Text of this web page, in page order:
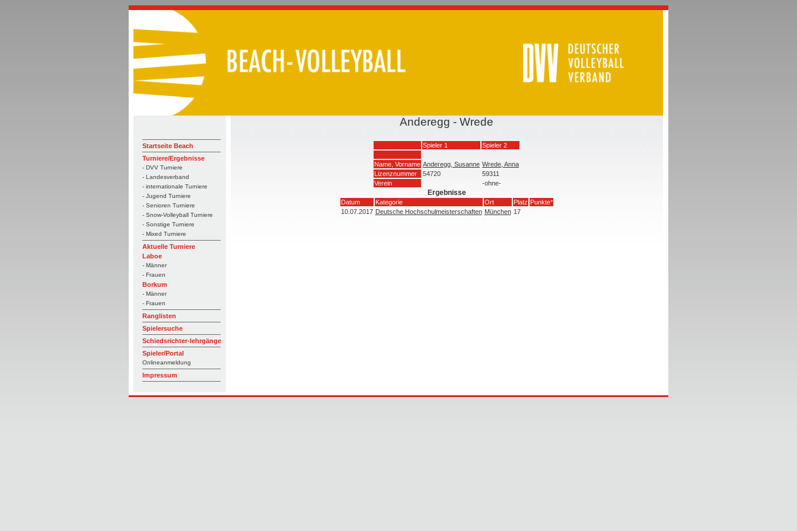
Startseite Beach
Turniere/Ergebnisse
- DVV Turniere
- Landesverband
- internationale Turniere
- Jugend Turniere
- Senioren Turniere
- Snow-Volleyball Turniere
- Sonstige Turniere
- Mixed Turniere
Aktuelle Turniere
Laboe
- Männer
- Frauen
Borkum
- Männer
- Frauen
Ranglisten
Spielersuche
Schiedsrichter-lehrgänge
Spieler/Portal
Onlineanmeldung
Impressum
Anderegg - Wrede
Spieler 1 Spieler 2
Name, Vorname Anderegg, Susanne Wrede, Anna
Lizenznummer
54720
59311
Verein
-ohne-
Ergebnisse
Datum Kategorie Ort Platz Punkte*
10.07.2017 Deutsche Hochschulmeisterschaften München 17